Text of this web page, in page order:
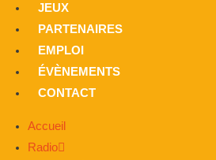
JEUX
PARTENAIRES
EMPLOI
ÉVÈNEMENTS
CONTACT
Accueil
Radio